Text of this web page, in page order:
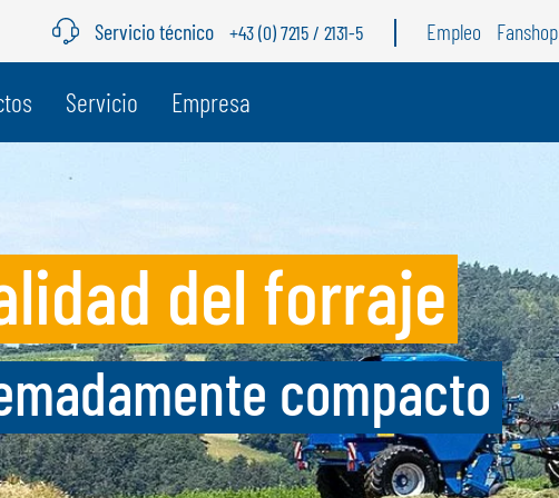
NEDERLANDS
FRANÇAIS
DEUTSCH
DEUTSCH
FRANÇAIS
Servicio técnico +43 (0) 7215 / 2131-5 Empleo Fanshop
Servicio Empresa
del forraje
compacto